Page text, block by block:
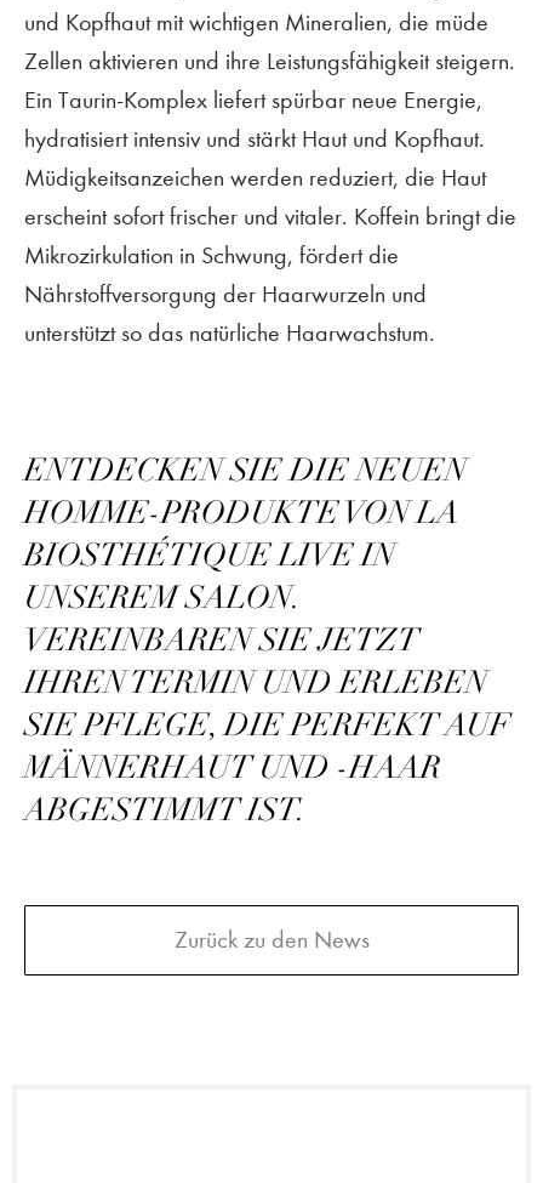
und Kopfhaut mit wichtigen Mineralien, die müde
Zellen aktivieren und ihre Leistungsfähigkeit steigern.
Ein Taurin-Komplex liefert spürbar neue Energie,
hydratisiert intensiv und stärkt Haut und Kopfhaut.
Müdigkeitsanzeichen werden reduziert, die Haut
erscheint sofort frischer und vitaler. Koffein bringt die
Mikrozirkulation in Schwung, fördert die
Nährstoffversorgung der Haarwurzeln und
unterstützt so das natürliche Haarwachstum.
ENTDECKEN SIE DIE NEUEN
HOMME-PRODUKTE VON LA
BIOSTHÉTIQUE LIVE IN
UNSEREM SALON.
VEREINBAREN SIE JETZT
IHREN TERMIN UND ERLEBEN
SIE PFLEGE, DIE PERFEKT AUF
MÄNNERHAUT UND -HAAR
ABGESTIMMT IST.
Zurück zu den News